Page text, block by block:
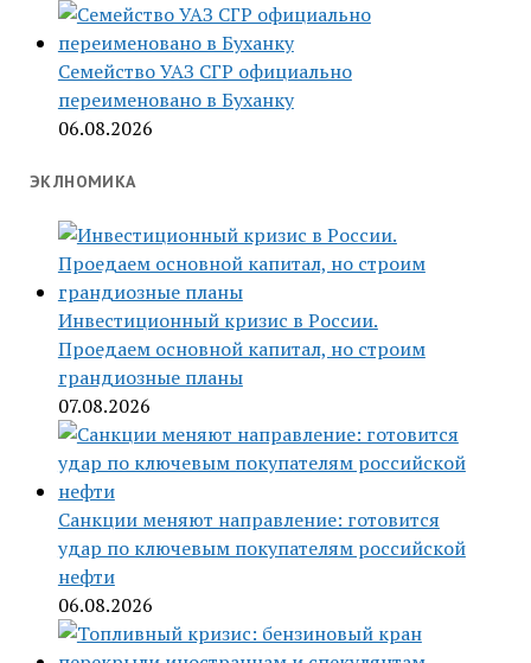
Семейство УАЗ СГР официально
переименовано в Буханку
06.08.2026
ЭКЛНОМИКА
Инвестиционный кризис в России.
Проедаем основной капитал, но строим
грандиозные планы
07.08.2026
Санкции меняют направление: готовится
удар по ключевым покупателям российской
нефти
06.08.2026